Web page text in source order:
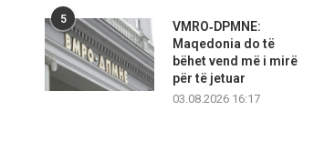
5
VMRO‑DPMNE:
Maqedonia do të
bëhet vend më i mirë
për të jetuar
03.08.2026 16:17